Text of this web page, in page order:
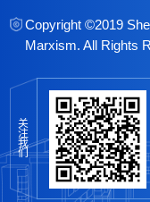
Copyright ©2019
Marxism. All Rights
关
注
我
们